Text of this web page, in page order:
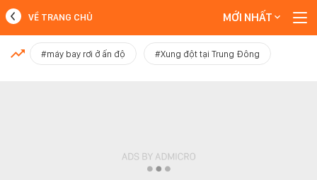
MỚI NHẤT
VỀ TRANG CHỦ MỚI NHẤT
#máy bay rơi ở ấn độ #Xung đột tại Trung Đông